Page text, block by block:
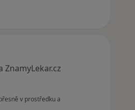
v prostředku a